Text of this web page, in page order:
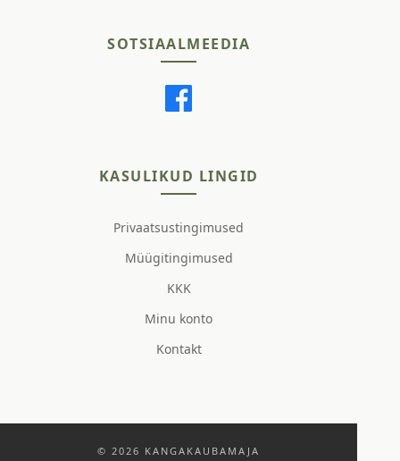
SOTSIAALMEEDIA
KASULIKUD LINGID
Privaatsustingimused
Müügitingimused
KKK
Minu konto
Kontakt
© 2026 KANGAKAUBAMAJA